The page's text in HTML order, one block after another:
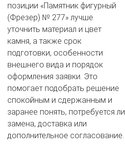
позиции «Памятник фигурный
(Фрезер) № 277» лучше
уточнить материал и цвет
камня, а также срок
подготовки, особенности
внешнего вида и порядок
оформления заявки. Это
помогает подобрать решение
спокойным и сдержанным и
заранее понять, потребуется ли
замена, доставка или
дополнительное согласование.